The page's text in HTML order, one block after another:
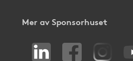
Mer av Sponsorhuset